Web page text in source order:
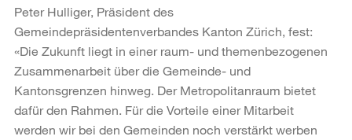
Peter Hulliger, Präsident des
Gemeindepräsidentenverbandes Kanton Zürich, fest:
«Die Zukunft liegt in einer raum- und themenbezogenen
Zusammenarbeit über die Gemeinde- und
Kantonsgrenzen hinweg. Der Metropolitanraum bietet
dafür den Rahmen. Für die Vorteile einer Mitarbeit
werden wir bei den Gemeinden noch verstärkt werben